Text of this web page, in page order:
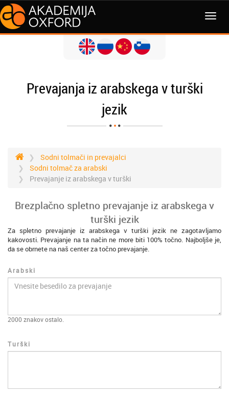
MENI
Prevajanja iz arabskega v turški
jezik
Sodni tolmači in prevajalci
Sodni tolmač za arabski
Prevajanje iz arabskega v turški
Brezplačno spletno prevajanje iz arabskega v
turški jezik
Za spletno prevajanje iz arabskega v turški jezik ne zagotavljamo
kakovosti. Prevajanje na ta način ne more biti 100% točno. Najboljše je,
da se obrnete na naš center za točno prevajanje.
Arabski
2000 znakov ostalo.
Turški